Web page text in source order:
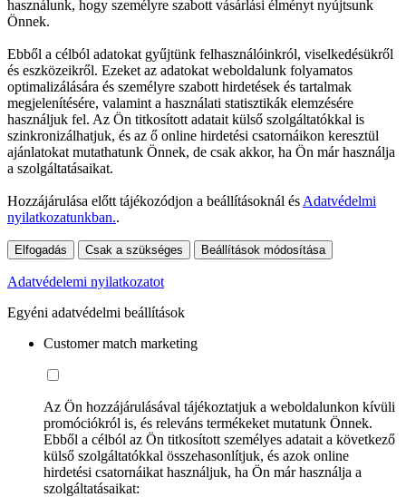
használunk, hogy személyre szabott vásárlási élményt nyújtsunk
Önnek.
Ebből a célból adatokat gyűjtünk felhasználóinkról, viselkedésükről
és eszközeikről. Ezeket az adatokat weboldalunk folyamatos
optimalizálására és személyre szabott hirdetések és tartalmak
megjelenítésére, valamint a használati statisztikák elemzésére
használjuk fel. Az Ön titkosított adatait külső szolgáltatókkal is
szinkronizálhatjuk, és az ő online hirdetési csatornáikon keresztül
ajánlatokat mutathatunk Önnek, de csak akkor, ha Ön már használja
a szolgáltatásaikat.
Hozzájárulása előtt tájékozódjon a beállításoknál és Adatvédelmi
nyilatkozatunkban..
Elfogadás Csak a szükséges Beállítások módosítása
Adatvédelemi nyilatkozatot
Egyéni adatvédelmi beállítások
Customer match marketing
Az Ön hozzájárulásával tájékoztatjuk a weboldalunkon kívüli
promóciókról is, és releváns termékeket mutatunk Önnek.
Ebből a célból az Ön titkosított személyes adatait a következő
külső szolgáltatókkal összehasonlítjuk, és azok online
hirdetési csatornáikat használjuk, ha Ön már használja a
szolgáltatásaikat: